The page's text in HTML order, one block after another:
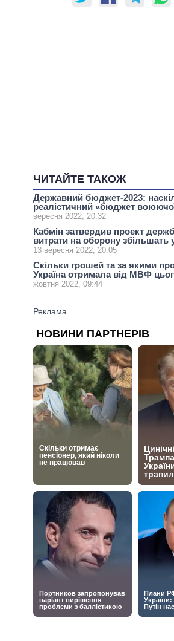
ЧИТАЙТЕ ТАКОЖ
Державний бюджет-2023:
реалістичний «бюджет
вересня 2022, 20:32
Кабмін затвердив проект
витрати на оборону збільшать
13 вересня 2022, 20:05
Скільки грошей та за якими
Україна отримала від МВФ
жовтня 2022, 09:44